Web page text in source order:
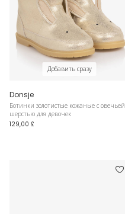
Добавить сразу
Donsje
Ботинки золотистые кожаные с овечьей
шерстью для девочек
129,00 £